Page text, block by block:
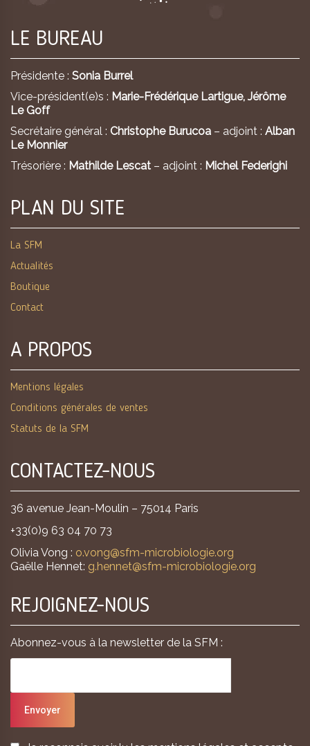
LE BUREAU
Présidente : Sonia Burrel
Vice-président(e)s : Marie-Frédérique Lartigue, Jérôme
Le Goff
Secrétaire général : Christophe Burucoa – adjoint : Alban
Le Monnier
Trésorière : Mathilde Lescat – adjoint : Michel Federighi
PLAN DU SITE
La SFM
Actualités
Boutique
Contact
A PROPOS
Mentions légales
Conditions générales de ventes
Statuts de la SFM
CONTACTEZ-NOUS
36 avenue Jean-Moulin – 75014 Paris
+33(0)9 63 04 70 73
Olivia Vong : o.vong@sfm-microbiologie.org
Gaëlle Hennet: g.hennet@sfm-microbiologie.org
REJOIGNEZ-NOUS
Abonnez-vous à la newsletter de la SFM :